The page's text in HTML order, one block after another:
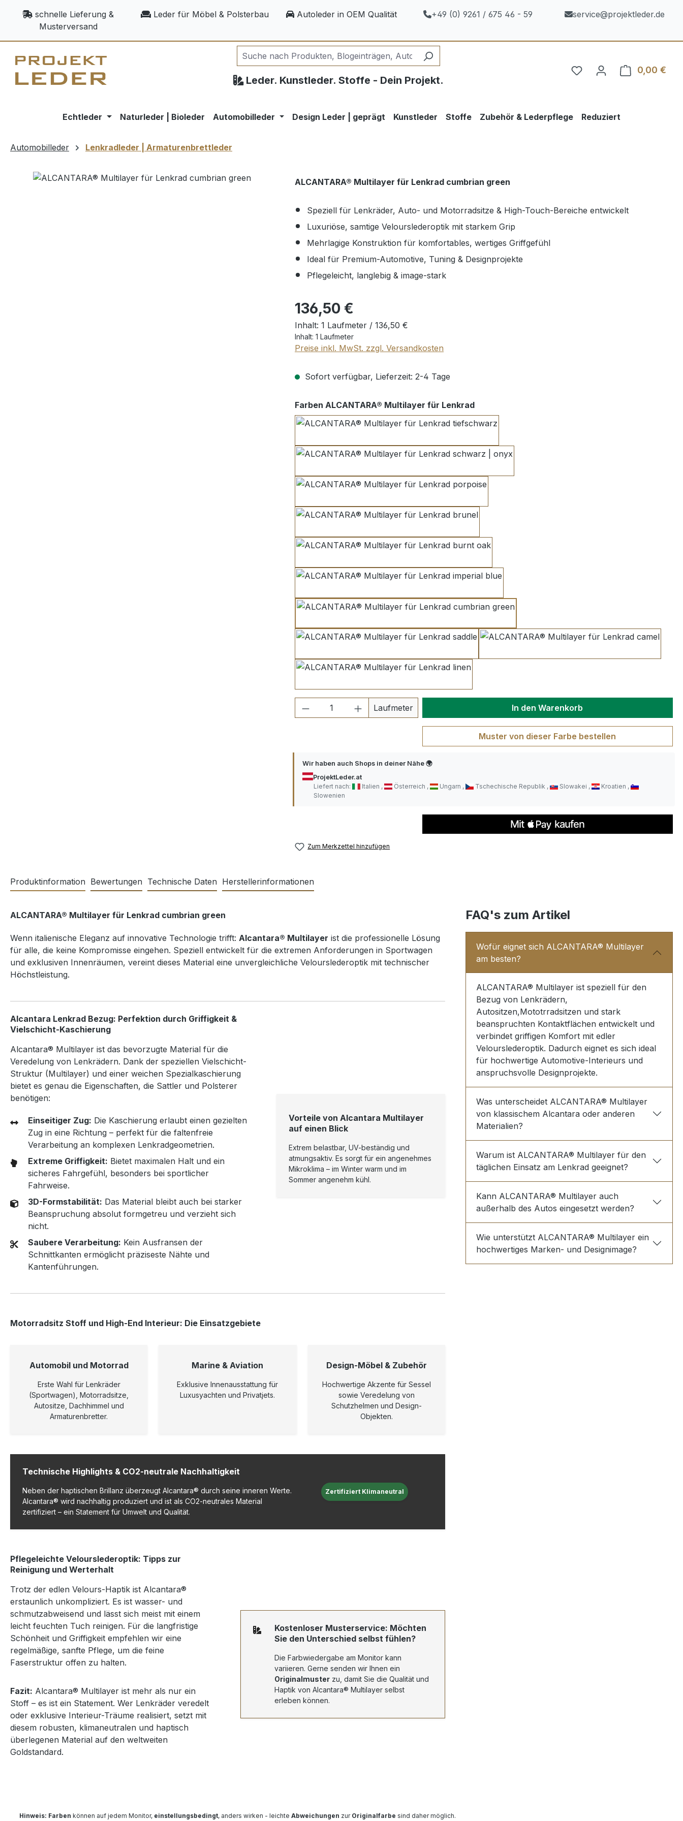
Hauptinhalt springen
Zur Suche springen
Zur Hauptnavigation springen
schnelle Lieferung &
Musterversand
Leder für Möbel & Polsterbau Autoleder in OEM Qualität +49 (0) 9261 / 675 46 - 59 service@projektleder.de
Leder. Kunstleder. Stoffe - Dein Projekt.
0,00 €
Echtleder Naturleder | Bioleder Automobilleder Design Leder | geprägt Kunstleder Stoffe Zubehör & Lederpflege Reduziert
Automobilleder Lenkradleder | Armaturenbrettleder
Bildergalerie überspringen ALCANTARA® Multilayer für Lenkrad cumbrian green
Speziell für Lenkräder, Auto- und Motorradsitze & High-Touch-Bereiche entwickelt
Luxuriöse, samtige Velourslederoptik mit starkem Grip
Mehrlagige Konstruktion für komfortables, wertiges Griffgefühl
Ideal für Premium-Automotive, Tuning & Designprojekte
Pflegeleicht, langlebig & image-stark
Regulärer Preis:
136,50 €
Inhalt: 1 Laufmeter / 136,50 €
Inhalt: 1 Laufmeter
Preise inkl. MwSt. zzgl. Versandkosten
Sofort verfügbar, Lieferzeit: 2-4 Tage
Farben ALCANTARA® Multilayer für Lenkradauswählen
Produkt Anzahl: Gib den gewünschten Wert ein oder benutze
Laufmeter In den Warenkorb
Muster von dieser Farbe bestellen
Wir haben auch Shops in deiner Nähe 🌍
ProjektLeder.at
Liefert nach:
Italien Österreich Ungarn Tschechische Republik Slowakei
Kroatien
Slowenien
Zum Merkzettel hinzufügen
Produktinformation Bewertungen Technische Daten Herstellerinformationen
ALCANTARA® Multilayer für Lenkrad cumbrian green FAQ's zum Artikel
Wenn italienische Eleganz auf innovative Technologie trifft: Alcantara® Multilayer ist die professionelle Lösung
für alle, die keine Kompromisse eingehen. Speziell entwickelt für die extremen Anforderungen in Sportwagen
und exklusiven Innenräumen, vereint dieses Material eine unvergleichliche Velourslederoptik mit technischer
Höchstleistung.
Alcantara Lenkrad Bezug: Perfektion durch Griffigkeit &
Vielschicht-Kaschierung
Alcantara® Multilayer ist das bevorzugte Material für die
Veredelung von Lenkrädern. Dank der speziellen Vielschicht-
Struktur (Multilayer) und einer weichen Spezialkaschierung
bietet es genau die Eigenschaften, die Sattler und Polsterer
benötigen:
Einseitiger Zug: Die Kaschierung erlaubt einen gezielten
Zug in eine Richtung – perfekt für die faltenfreie
Verarbeitung an komplexen Lenkradgeometrien.
Extreme Griffigkeit: Bietet maximalen Halt und ein
sicheres Fahrgefühl, besonders bei sportlicher
Fahrweise.
3D-Formstabilität: Das Material bleibt auch bei starker
Beanspruchung absolut formgetreu und verzieht sich
nicht.
Saubere Verarbeitung: Kein Ausfransen der
Schnittkanten ermöglicht präziseste Nähte und
Kantenführungen.
Vorteile von Alcantara Multilayer
auf einen Blick
Extrem belastbar, UV-beständig und
atmungsaktiv. Es sorgt für ein angenehmes
Mikroklima – im Winter warm und im
Sommer angenehm kühl.
Motorradsitz Stoff und High-End Interieur: Die Einsatzgebiete
Automobil und Motorrad
Erste Wahl für Lenkräder
(Sportwagen), Motorradsitze,
Autositze, Dachhimmel und
Armaturenbretter.
Marine & Aviation
Exklusive Innenausstattung für
Luxusyachten und Privatjets.
Design-Möbel & Zubehör
Hochwertige Akzente für Sessel
sowie Veredelung von
Schutzhelmen und Design-
Objekten.
Technische Highlights & CO2-neutrale Nachhaltigkeit
Neben der haptischen Brillanz überzeugt Alcantara® durch seine inneren Werte.
Alcantara® wird nachhaltig produziert und ist als CO2-neutrales Material
zertifiziert – ein Statement für Umwelt und Qualität.
Zertifiziert Klimaneutral
Pflegeleichte Velourslederoptik: Tipps zur
Reinigung und Werterhalt
Trotz der edlen Velours-Haptik ist Alcantara®
erstaunlich unkompliziert. Es ist wasser- und
schmutzabweisend und lässt sich meist mit einem
leicht feuchten Tuch reinigen. Für die langfristige
Schönheit und Griffigkeit empfehlen wir eine
regelmäßige, sanfte Pflege, um die feine
Faserstruktur offen zu halten.
Fazit: Alcantara® Multilayer ist mehr als nur ein
Stoff – es ist ein Statement. Wer Lenkräder veredelt
oder exklusive Interieur-Träume realisiert, setzt mit
diesem robusten, klimaneutralen und haptisch
überlegenen Material auf den weltweiten
Goldstandard.
Kostenloser Musterservice: Möchten
Sie den Unterschied selbst fühlen?
Die Farbwiedergabe am Monitor kann
variieren. Gerne senden wir Ihnen ein
Originalmuster zu, damit Sie die Qualität und
Haptik von Alcantara® Multilayer selbst
erleben können.
Wofür eignet sich ALCANTARA® Multilayer
am besten?
ALCANTARA® Multilayer ist speziell für den
Bezug von Lenkrädern,
Autositzen,Mototrradsitzen und stark
beanspruchten Kontaktflächen entwickelt und
verbindet griffigen Komfort mit edler
Velourslederoptik. Dadurch eignet es sich ideal
für hochwertige Automotive-Interieurs und
anspruchsvolle Designprojekte.
Was unterscheidet ALCANTARA® Multilayer
von klassischem Alcantara oder anderen
Materialien?
Warum ist ALCANTARA® Multilayer für den
täglichen Einsatz am Lenkrad geeignet?
Kann ALCANTARA® Multilayer auch
außerhalb des Autos eingesetzt werden?
Wie unterstützt ALCANTARA® Multilayer ein
hochwertiges Marken- und Designimage?
Hinweis: Farben können auf jedem Monitor, einstellungsbedingt, anders wirken - leichte Abweichungen zur Originalfarbe sind daher möglich.